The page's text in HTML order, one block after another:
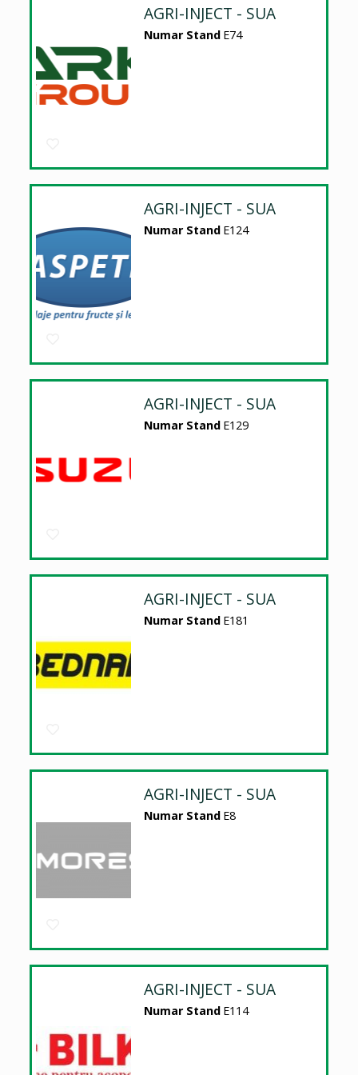
AGRI-INJECT - SUA
Numar Stand E74
AGRI-INJECT - SUA
Numar Stand E124
AGRI-INJECT - SUA
Numar Stand E129
AGRI-INJECT - SUA
Numar Stand E181
AGRI-INJECT - SUA
Numar Stand E8
AGRI-INJECT - SUA
Numar Stand E114